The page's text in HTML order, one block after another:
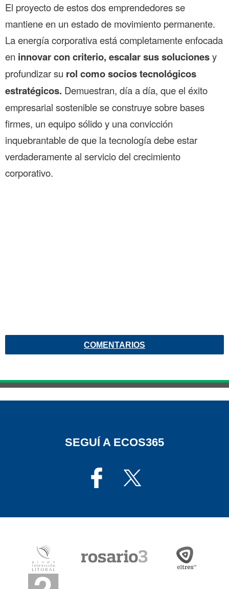
El proyecto de estos dos emprendedores se
mantiene en un estado de movimiento permanente.
La energía corporativa está completamente enfocada
en innovar con criterio, escalar sus solucionesy
profundizar su rol como socios tecnológicos
estratégicos. Demuestran, día a día, que el éxito
empresarial sostenible se construye sobre bases
firmes, un equipo sólido y una convicción
inquebrantable de que la tecnología debe estar
verdaderamente al servicio del crecimiento
corporativo.
COMENTARIOS
SEGUÍ A ECOS365